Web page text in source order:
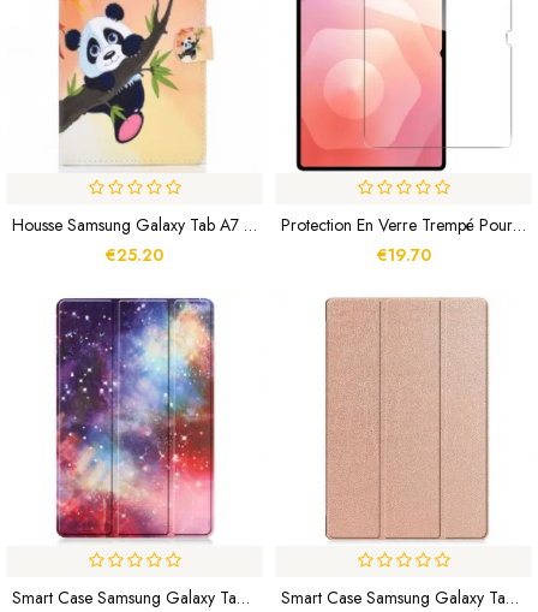
Housse Samsung Galaxy Tab A7 (2020) Mignon Panda
€25.20
Protection En Verre Trempé Pour Écran Samsung Galaxy Tab S11 Ultra
€19.70
Smart Case Samsung Galaxy Tab S9 FE Étoiles
Smart Case Samsung Galaxy Tab S8 Plus / S8 Plus Tri Fold Porte-Stylet